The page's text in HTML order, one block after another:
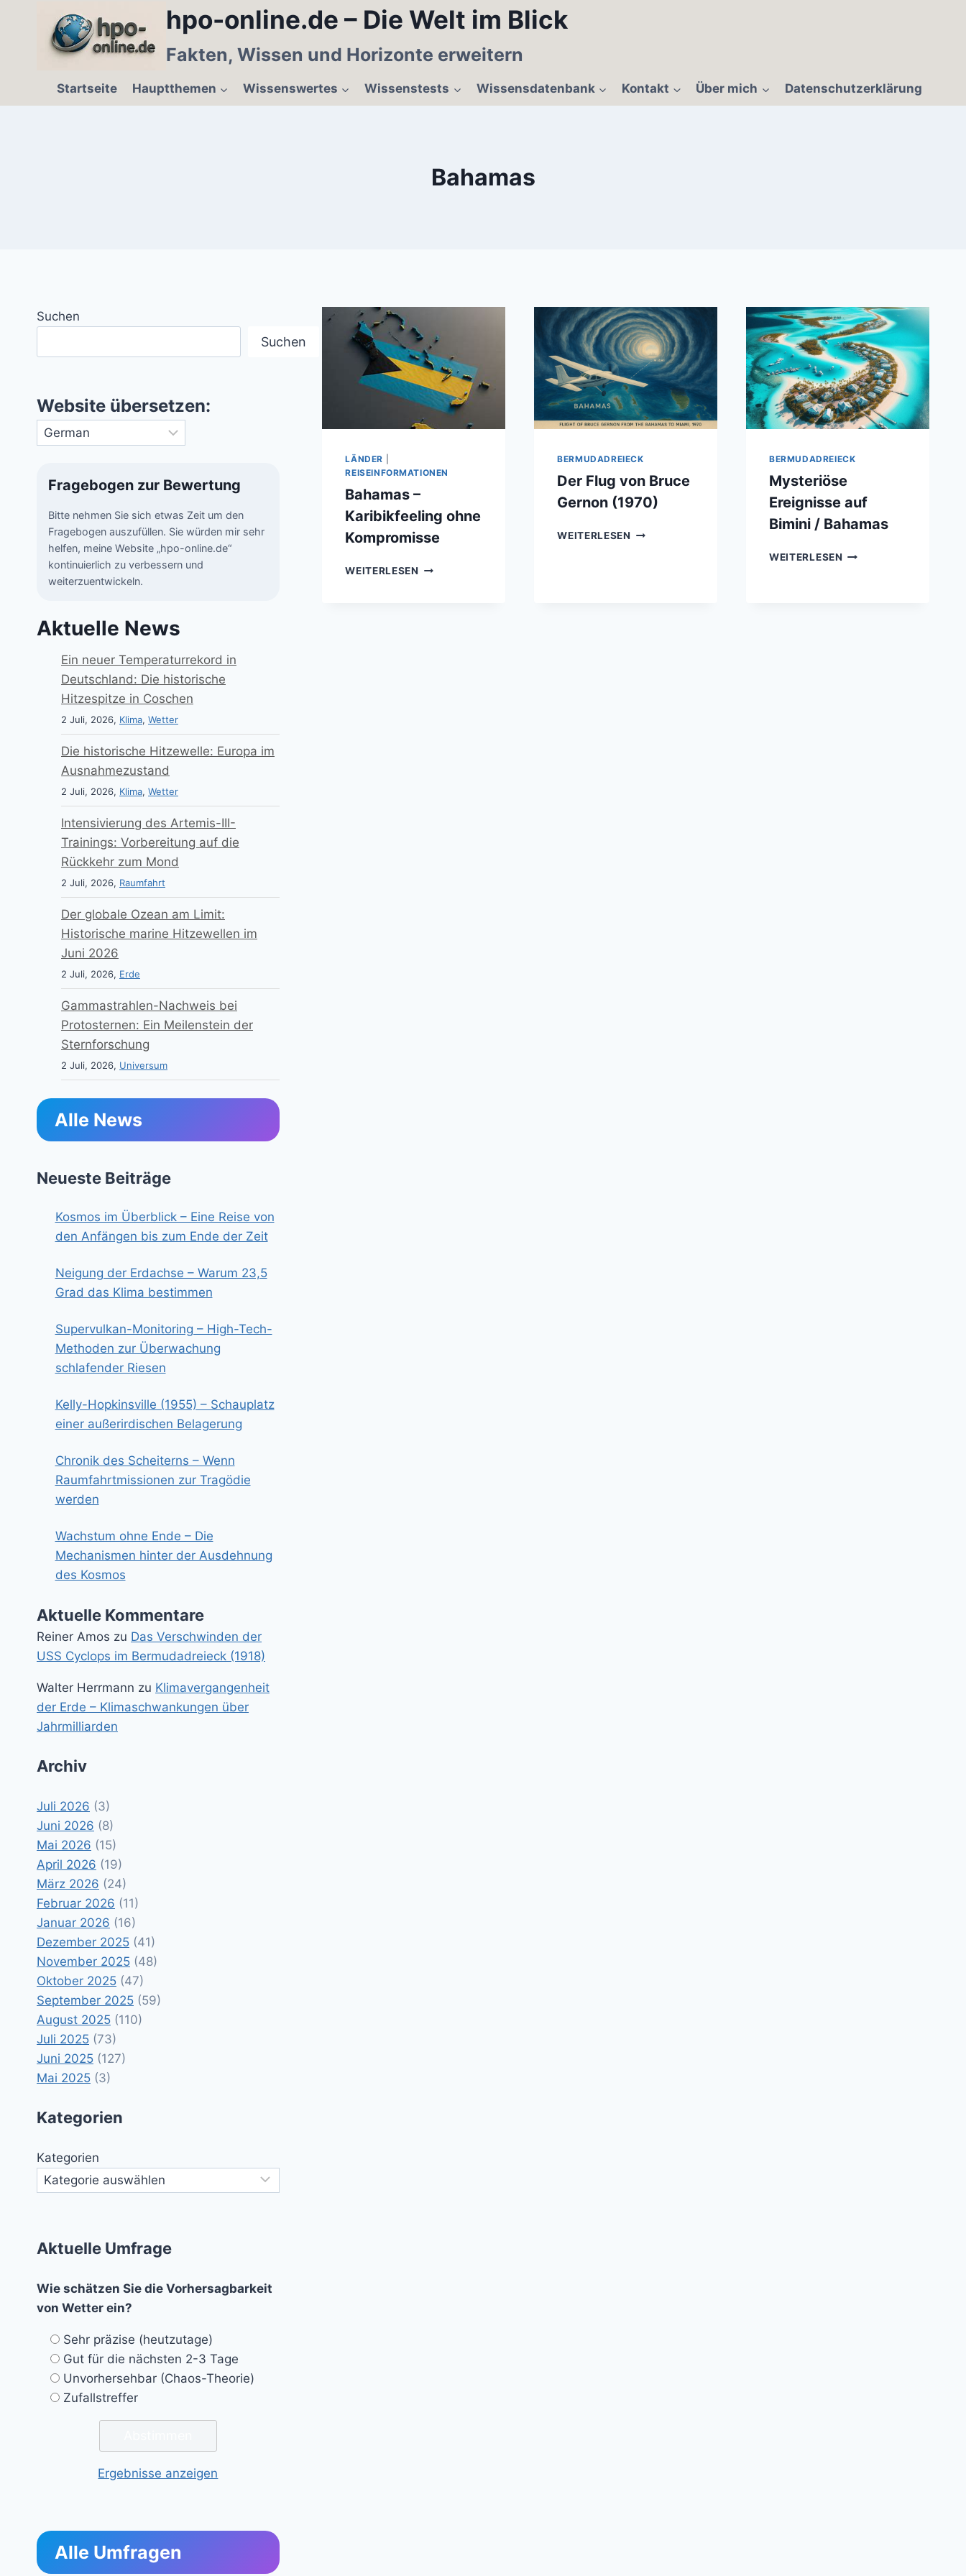
hpo-online.de – Die Welt im Blick
Fakten, Wissen und Horizonte erweitern
Startseite Hauptthemen Wissenswertes Wissenstests Wissensdatenbank Kontakt Über mich Datenschutzerklärung
Bahamas
LÄNDER
REISEINFORMATIONEN
Bahamas –
Karibikfeeling ohne
Kompromisse
WEITERLESEN BAHAMAS
BERMUDADREIECK
Der Flug von Bruce
Gernon (1970)
WEITERLESEN DER
BERMUDADREIECK
Mysteriöse
Ereignisse auf
Bimini / Bahamas
WEITERLESEN MYSTERIÖSE
Suchen
Suchen
Website übersetzen:
Fragebogen zur Bewertung
Bitte nehmen Sie sich etwas Zeit um den
Fragebogen auszufüllen. Sie würden mir sehr
helfen, meine Website „hpo-online.de“
kontinuierlich zu verbessern und
weiterzuentwickeln.
Aktuelle News
Ein neuer Temperaturrekord in
Deutschland: Die historische
Hitzespitze in Coschen
2 Juli, 2026, Klima, Wetter
Die historische Hitzewelle: Europa im
Ausnahmezustand
2 Juli, 2026, Klima, Wetter
Intensivierung des Artemis-III-
Trainings: Vorbereitung auf die
Rückkehr zum Mond
2 Juli, 2026, Raumfahrt
Der globale Ozean am Limit:
Historische marine Hitzewellen im
Juni 2026
2 Juli, 2026, Erde
Gammastrahlen-Nachweis bei
Protosternen: Ein Meilenstein der
Sternforschung
2 Juli, 2026, Universum
Alle News
Neueste Beiträge
Kosmos im Überblick – Eine Reise von
den Anfängen bis zum Ende der Zeit
Neigung der Erdachse – Warum 23,5
Grad das Klima bestimmen
Supervulkan-Monitoring – High-Tech-
Methoden zur Überwachung
schlafender Riesen
Kelly-Hopkinsville (1955) – Schauplatz
einer außerirdischen Belagerung
Chronik des Scheiterns – Wenn
Raumfahrtmissionen zur Tragödie
werden
Wachstum ohne Ende – Die
Mechanismen hinter der Ausdehnung
des Kosmos
Aktuelle Kommentare
Reiner Amos zu Das Verschwinden der
USS Cyclops im Bermudadreieck (1918)
Walter Herrmann zu Klimavergangenheit
der Erde – Klimaschwankungen über
Jahrmilliarden
Archiv
Juli 2026 (3)
Juni 2026 (8)
Mai 2026 (15)
April 2026 (19)
März 2026 (24)
Februar 2026 (11)
Januar 2026 (16)
Dezember 2025 (41)
November 2025 (48)
Oktober 2025 (47)
September 2025 (59)
August 2025 (110)
Juli 2025 (73)
Juni 2025 (127)
Mai 2025 (3)
Kategorien
Kategorien
Aktuelle Umfrage
Wie schätzen Sie die Vorhersagbarkeit
von Wetter ein?
Sehr präzise (heutzutage)
Gut für die nächsten 2-3 Tage
Unvorhersehbar (Chaos-Theorie)
Zufallstreffer
Ergebnisse anzeigen
Alle Umfragen